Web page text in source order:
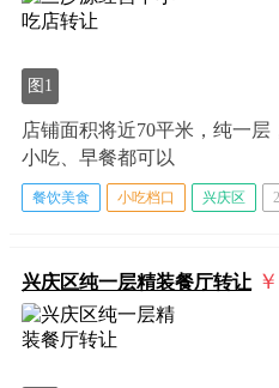
图1
店铺面积将近70平米，纯一层
小吃、早餐都可以
餐饮美食 小吃档口 兴庆区
兴庆区纯一层精装餐厅转让